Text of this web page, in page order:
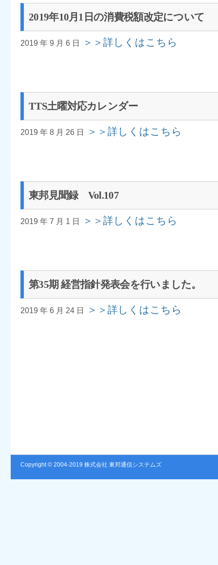
2019年10月1日の消費税額改定について
2019 年 9 月 6 日 ＞＞詳しくはこちら
TTS土曜対応カレンダー
2019 年 8 月 26 日 ＞＞詳しくはこちら
東邦見聞録 Vol.107
2019 年 7 月 1 日 ＞＞詳しくはこちら
第35期 経営指針発表会を行いました。
2019 年 6 月 24 日 ＞＞詳しくはこちら
Copyright © 2004-2019 株式会社 東邦通信システムズ